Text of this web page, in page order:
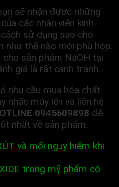
sẽ nhận được những
các nhân viên kinh
sử dụng sao cho
như thế nào mới phù hợp.
sản phẩm NaOH tại
giá là rất cạnh tranh.
nhu cầu mua hóa chất
nhấc máy lên và liên hệ
0945609898 để
nhất về sản phẩm.
và mối nguy hiểm khi
trong mỹ phẩm có